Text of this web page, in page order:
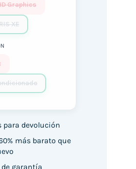
Graphics
XE
para devolución
más barato que
de garantía